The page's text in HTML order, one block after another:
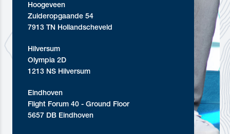
Hoogeveen
Zuideropgaande 54
7913 TN Hollandscheveld
Hilversum
Olympia 2D
1213 NS Hilversum
Eindhoven
Flight Forum 40 - Ground Floor
5657 DB Eindhoven